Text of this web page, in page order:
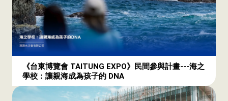
《台東博覽會 TAITUNG EXPO》民間參與計畫---海之
學校：讓親海成為孩子的 DNA